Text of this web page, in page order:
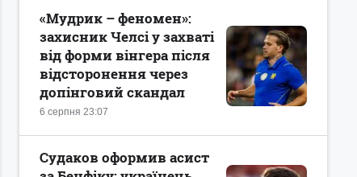
6 серпня 23:07
«Мудрик – феномен»:
захисник Челсі у захваті
від форми вінгера після
відсторонення через
допінговий скандал
Судаков оформив асист